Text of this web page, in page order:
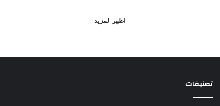
اظهر المزيد
تصنيفات